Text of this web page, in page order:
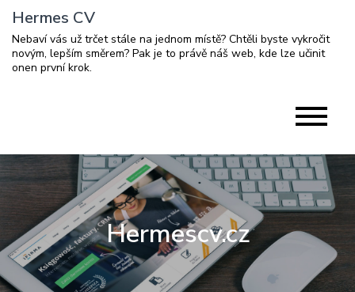
Skip
content
Hermes CV
Nebaví vás už trčet stále na jednom místě? Chtěli byste vykročit
novým, lepším směrem? Pak je to právě náš web, kde lze učinit
onen první krok.
Hermescv.cz